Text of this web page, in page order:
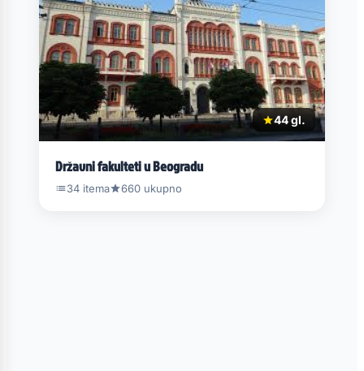
44 gl.
Državni fakulteti u Beogradu
34 itema 660 ukupno